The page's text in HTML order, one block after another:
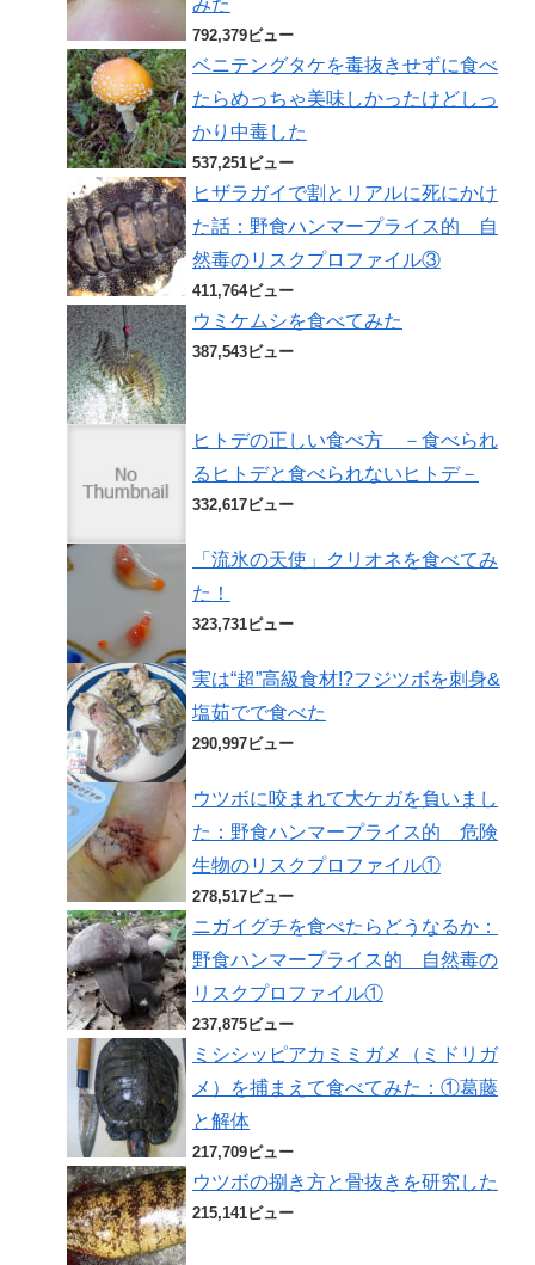
みた
792,379ビュー
ベニテングタケを毒抜きせずに食べ
たらめっちゃ美味しかったけどしっ
かり中毒した
537,251ビュー
ヒザラガイで割とリアルに死にかけ
た話：野食ハンマープライス的 自
然毒のリスクプロファイル③
411,764ビュー
ウミケムシを食べてみた
387,543ビュー
ヒトデの正しい食べ方 －食べられ
るヒトデと食べられないヒトデ－
332,617ビュー
「流氷の天使」クリオネを食べてみ
た！
323,731ビュー
実は“超”高級食材!?フジツボを刺身&
塩茹でで食べた
290,997ビュー
ウツボに咬まれて大ケガを負いまし
た：野食ハンマープライス的 危険
生物のリスクプロファイル①
278,517ビュー
ニガイグチを食べたらどうなるか：
野食ハンマープライス的 自然毒の
リスクプロファイル①
237,875ビュー
ミシシッピアカミミガメ（ミドリガ
メ）を捕まえて食べてみた：①葛藤
と解体
217,709ビュー
ウツボの捌き方と骨抜きを研究した
215,141ビュー